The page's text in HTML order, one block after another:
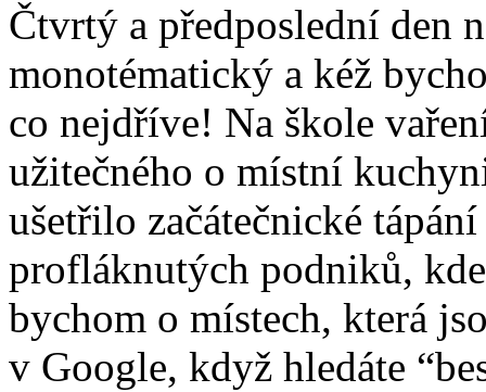
Čtvrtý a předposlední den
monotématický a kéž
co nejdříve! Na škole
užitečného o místní
ušetřilo začátečnické
profláknutých podniků,
bychom o místech, která
v Google, když hledáte